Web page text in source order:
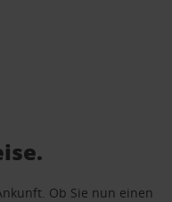
Ob Sie nun einen